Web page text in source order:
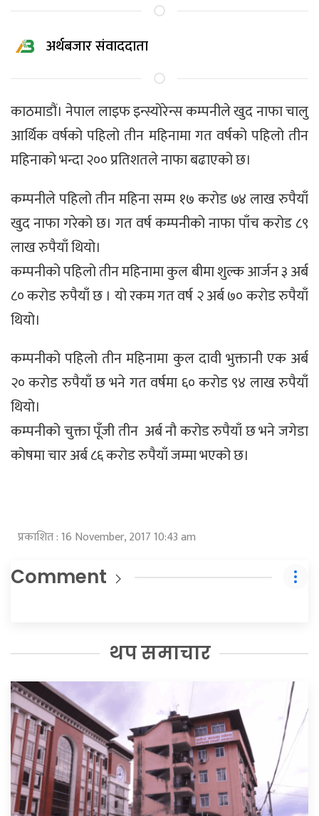
अर्थबजार संवाददाता
काठमाडौं। नेपाल लाइफ इन्स्योरेन्स कम्पनीले खुद नाफा चालु
आर्थिक वर्षको पहिलो तीन महिनामा गत वर्षको पहिलो तीन
महिनाको भन्दा २०० प्रतिशतले नाफा बढाएको छ।
कम्पनीले पहिलो तीन महिना सम्म १७ करोड ७४ लाख रुपैयाँ
खुद नाफा गरेको छ। गत वर्ष कम्पनीको नाफा पाँच करोड ८९
लाख रुपैयाँ थियो।
कम्पनीको पहिलो तीन महिनामा कुल बीमा शुल्क आर्जन ३ अर्ब
८० करोड रुपैयाँ छ । यो रकम गत वर्ष २ अर्ब ७० करोड रुपैयाँ
थियो।
कम्पनीको पहिलो तीन महिनामा कुल दावी भुक्तानी एक अर्ब
२० करोड रुपैयाँ छ भने गत वर्षमा ६० करोड ९४ लाख रुपैयाँ
थियो।
कम्पनीको चुक्ता पूँजी तीन अर्ब नौ करोड रुपैयाँ छ भने जगेडा
कोषमा चार अर्ब ८६ करोड रुपैयाँ जम्मा भएको छ।
प्रकाशित : 16 November, 2017 10:43 am
Comment
थप समाचार